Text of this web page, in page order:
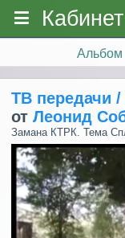
Альбом
ТВ передачи
от Леонид
Замана КТРК. Тема